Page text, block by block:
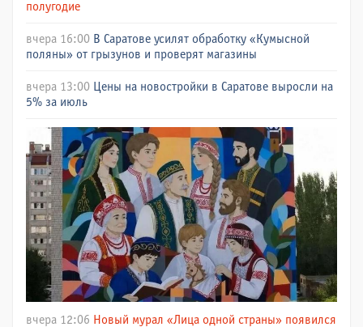
полугодие
вчера 16:00 В Саратове усилят обработку «Кумысной
поляны» от грызунов и проверят магазины
вчера 13:00 Цены на новостройки в Саратове выросли на
5% за июль
вчера 12:06 Новый мурал «Лица одной страны» появился